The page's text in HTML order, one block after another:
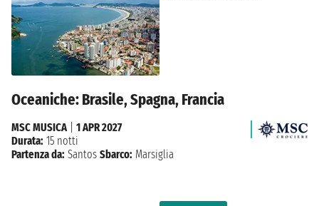
Oceaniche: Brasile, Spagna, Francia
MSC MUSICA| 1 APR 2027
Durata: 15 notti
Partenza da: Santos Sbarco: Marsiglia